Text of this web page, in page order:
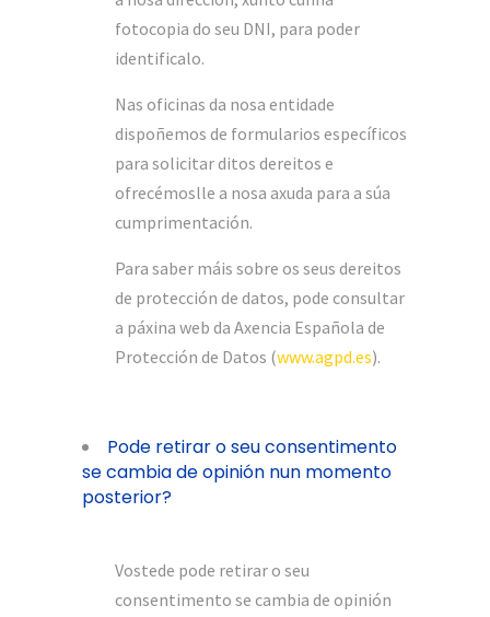
fotocopia do seu DNI, para poder
identificalo.
Nas oficinas da nosa entidade
dispoñemos de formularios específicos
para solicitar ditos dereitos e
ofrecémoslle a nosa axuda para a súa
cumprimentación.
Para saber máis sobre os seus dereitos
de protección de datos, pode consultar
a páxina web da Axencia Española de
Protección de Datos (www.agpd.es).
Pode retirar o seu consentimento
se cambia de opinión nun momento
posterior?
Vostede pode retirar o seu
consentimento se cambia de opinión